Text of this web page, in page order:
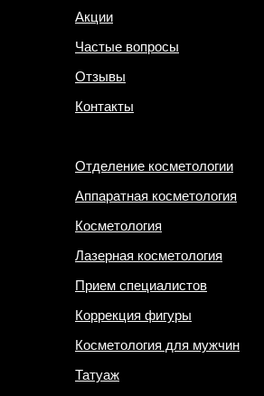
Отделение косметологии
Отзывы
Акции
Частые вопросы
Контакты
Аппаратная косметология
Косметология
Лазерная косметология
Прием специалистов
Коррекция фигуры
Косметология для мужчин
Татуаж